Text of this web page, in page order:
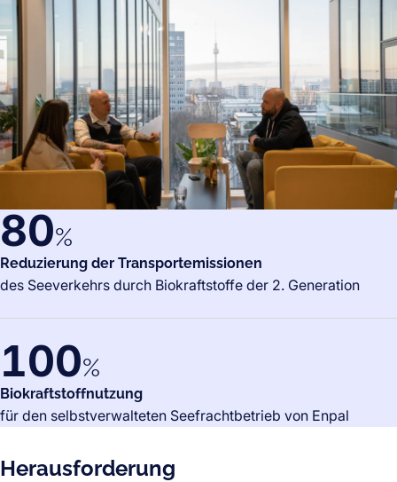
80%
Reduzierung der Transportemissionen
des Seeverkehrs durch Biokraftstoffe der 2. Generation
100%
Biokraftstoffnutzung
für den selbstverwalteten Seefrachtbetrieb von Enpal
Herausforderung